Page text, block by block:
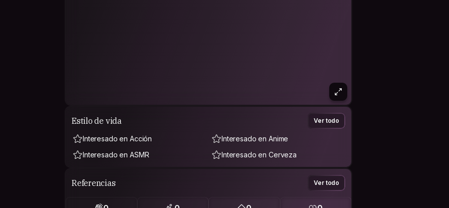
Estilo de vida Ver todo
Interesado en Acción
Interesado en Anime
Interesado en ASMR
Interesado en Cerveza
Referencias Ver todo